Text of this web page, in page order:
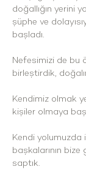
doğallığın yerini
şüphe ve
başladı.
Nefesimizi de bu
birleştirdik,
Kendimiz olmak
kişiler olmaya
Kendi yolumuzda
başkalarının
saptık.